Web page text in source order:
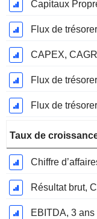
Capitaux
CAPEX,
Taux de
Chiffre
Résultat brut,
EBITDA, 3